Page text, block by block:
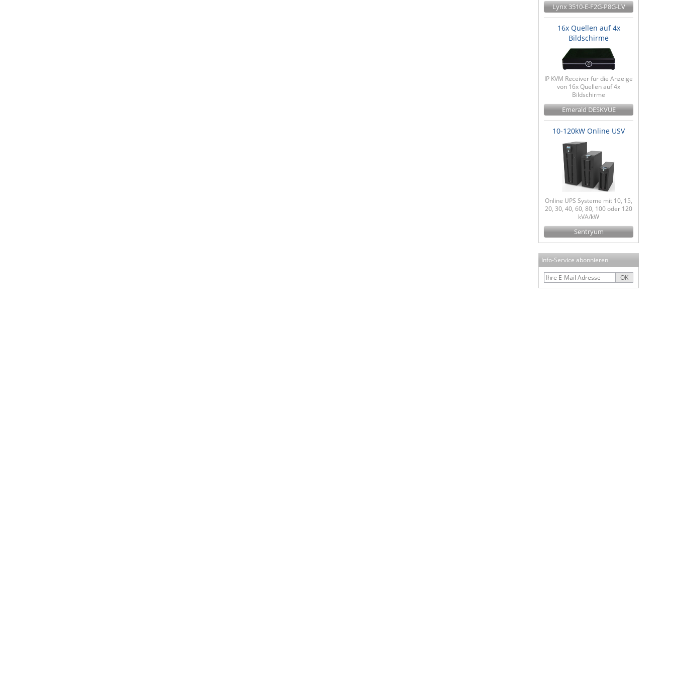
Lynx 3510-E-F2G-P8G-LV
16x Quellen auf 4x
Bildschirme
IP KVM Receiver für die Anzeige
von 16x Quellen auf 4x
Bildschirme
Emerald DESKVUE
10-120kW Online USV
Online UPS Systeme mit 10, 15,
20, 30, 40, 60, 80, 100 oder 120
kVA/kW
Sentryum
Info-Service abonnieren
OK